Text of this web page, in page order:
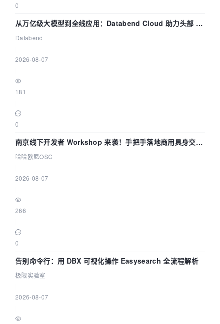
0
从万亿级大模型到全线应用：Databend Cloud 助力头部 AI
企业构建全链路 Trace 数据管道
Databend
2026-08-07
181
0
南京线下开发者 Workshop 来袭！手把手落地商用具身交互
智能 Agent 应用
哈哈欧尼OSC
2026-08-07
266
0
告别命令行：用 DBX 可视化操作 Easysearch 全流程解析
极限实验室
2026-08-07